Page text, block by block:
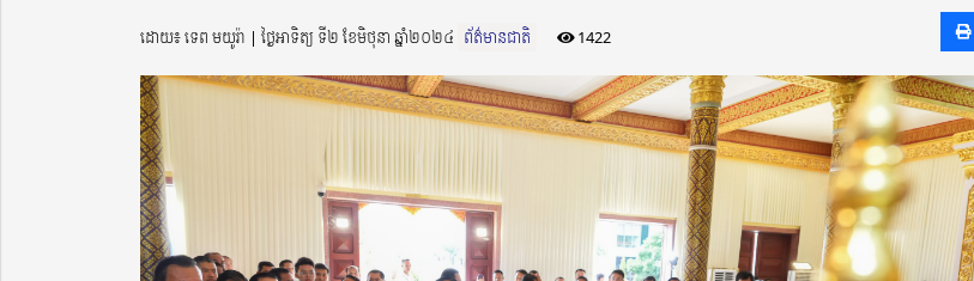
ដោយ៖ ទេព មយូរ៉ា ​​ | ថ្ងៃអាទិត្យ ទី២ ខែមិថុនា ឆ្នាំ២០២៤ ព័ត៌មានជាតិ 1422